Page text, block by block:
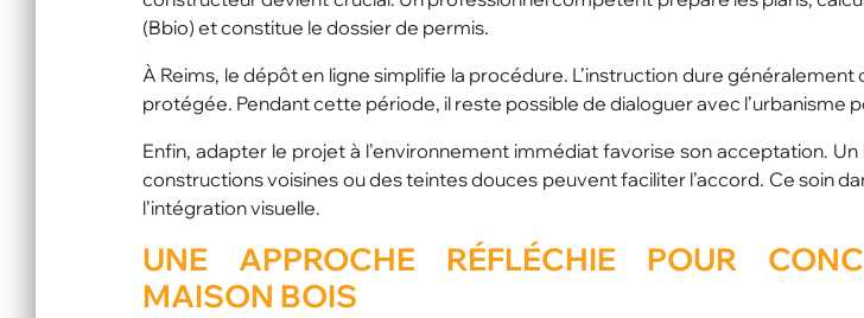
(Bbio) et constitue le dossier de permis.
À Reims, le dépôt en ligne simplifie la procédure. L’instruction dure généralement
protégée. Pendant cette période, il reste possible de dialoguer avec l’urbanisme
Enfin, adapter le projet à l’environnement immédiat favorise son acceptation.
constructions voisines ou des teintes douces peuvent faciliter l’accord. Ce soin
l’intégration visuelle.
UNE APPROCHE RÉFLÉCHIE POUR
MAISON BOIS